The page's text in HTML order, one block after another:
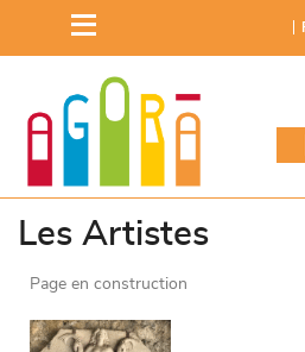
Les Artistes
Page en construction